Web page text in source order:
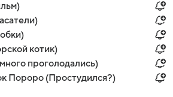
котик)
проголодались)
Пороро (Простудился?)